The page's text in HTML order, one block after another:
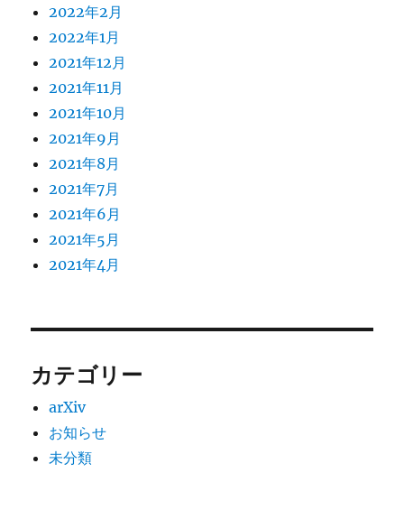
2022年2月
2022年1月
2021年12月
2021年11月
2021年10月
2021年9月
2021年8月
2021年7月
2021年6月
2021年5月
2021年4月
カテゴリー
arXiv
お知らせ
未分類